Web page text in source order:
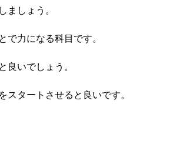
ましょう。
力になる科目です。
いでしょう。
タートさせると良いです。